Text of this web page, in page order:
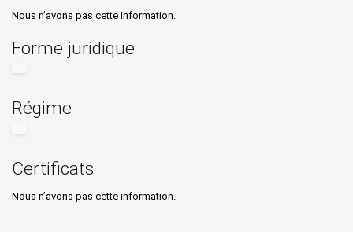
Nous n’avons pas cette information.
Forme juridique
Régime
Certificats
Nous n’avons pas cette information.